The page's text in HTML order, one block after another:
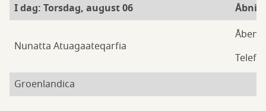
I dag: Torsdag, august 06
Nunatta Atuagaateqarfia
Åbent
Groenlandica